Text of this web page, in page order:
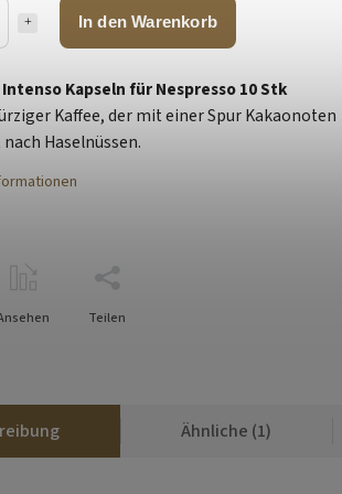
In den Warenkorb
Kapseln für Nespresso 10 Stk
Kaffee, der mit einer Spur Kakaonoten
nach Haselnüssen.
Teilen
Ähnliche (1)